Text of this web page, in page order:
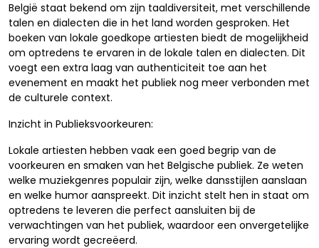
België staat bekend om zijn taaldiversiteit, met verschillende
talen en dialecten die in het land worden gesproken. Het
boeken van lokale goedkope artiesten biedt de mogelijkheid
om optredens te ervaren in de lokale talen en dialecten. Dit
voegt een extra laag van authenticiteit toe aan het
evenement en maakt het publiek nog meer verbonden met
de culturele context.
Inzicht in Publieksvoorkeuren:
Lokale artiesten hebben vaak een goed begrip van de
voorkeuren en smaken van het Belgische publiek. Ze weten
welke muziekgenres populair zijn, welke dansstijlen aanslaan
en welke humor aanspreekt. Dit inzicht stelt hen in staat om
optredens te leveren die perfect aansluiten bij de
verwachtingen van het publiek, waardoor een onvergetelijke
ervaring wordt gecreëerd.